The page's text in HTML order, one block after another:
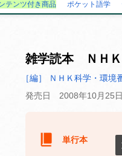
テンツ付き商品 ポケット語学
雑学読本 ＮＨ
［編］ ＮＨＫ科学・環境
発売日 2008年10月25日
単行本